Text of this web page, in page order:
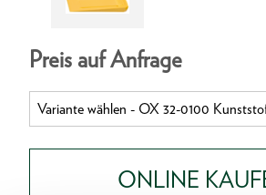
Preis auf Anfrage
ONLINE